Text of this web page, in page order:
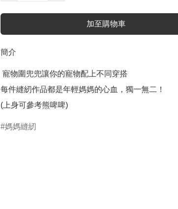
加至購物車
簡介
每件縫紉作品都是年輕媽媽的心血，獨一無二！
(上身可參考熊啤啤)
媽媽縫紉